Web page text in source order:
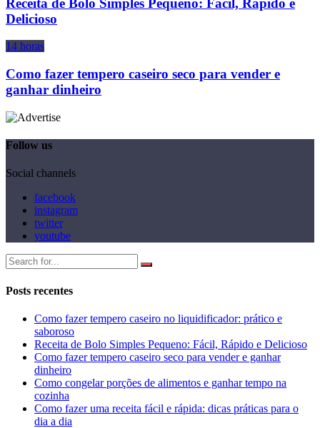
Delicioso
14 horas
Como fazer tempero caseiro seco para vender e
ganhar dinheiro
Follow us
Social channels
facebook
instagram
twitter
youtube
Posts recentes
Como fazer tempero caseiro no liquidificador: prático e
saboroso
Receita de Bolo Simples Pequeno: Fácil, Rápido e Delicioso
Como fazer tempero caseiro seco para vender e ganhar
dinheiro
Como congelar porções de alimentos e ganhar tempo na
cozinha
Como fazer uma receita fácil e rápida: dicas práticas para o
dia a dia